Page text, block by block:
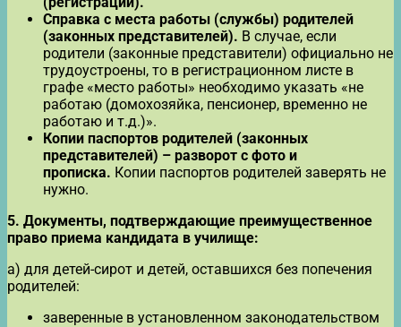
Справка с места работы (службы) родителей
(законных представителей). В случае, если
родители (законные представители) официально не
трудоустроены, то в регистрационном листе в
графе «место работы» необходимо указать «не
работаю (домохозяйка, пенсионер, временно не
работаю и т.д.)».
Копии паспортов родителей (законных
представителей) – разворот с фото и
прописка. Копии паспортов родителей заверять не
нужно.
5. Документы, подтверждающие преимущественное
право приема кандидата в училище:
а) для детей-сирот и детей, оставшихся без попечения
родителей:
заверенные в установленном законодательством